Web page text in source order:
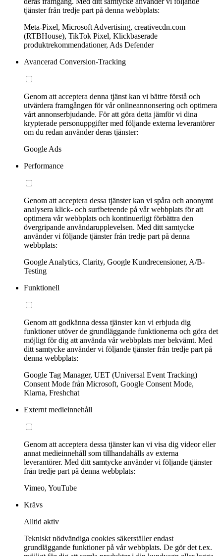
tjänster från tredje part på denna webbplats:
Meta-Pixel, Microsoft Advertising, creativecdn.com
(RTBHouse), TikTok Pixel, Klickbaserade
produktrekommendationer, Ads Defender
Avancerad Conversion-Tracking
Genom att acceptera denna tjänst kan vi bättre förstå och
utvärdera framgången för vår onlineannonsering och optimera
vårt annonserbjudande. För att göra detta jämför vi dina
krypterade personuppgifter med följande externa leverantörer
om du redan använder deras tjänster:
Google Ads
Performance
Genom att acceptera dessa tjänster kan vi spåra och anonymt
analysera klick- och surfbeteende på vår webbplats för att
optimera vår webbplats och kontinuerligt förbättra den
övergripande användarupplevelsen. Med ditt samtycke
använder vi följande tjänster från tredje part på denna
webbplats:
Google Analytics, Clarity, Google Kundrecensioner, A/B-
Testing
Funktionell
Genom att godkänna dessa tjänster kan vi erbjuda dig
funktioner utöver de grundläggande funktionerna och göra det
möjligt för dig att använda vår webbplats mer bekvämt. Med
ditt samtycke använder vi följande tjänster från tredje part på
denna webbplats:
Google Tag Manager, UET (Universal Event Tracking)
Consent Mode från Microsoft, Google Consent Mode,
Klarna, Freshchat
Externt medieinnehåll
Genom att acceptera dessa tjänster kan vi visa dig videor eller
annat medieinnehåll som tillhandahålls av externa
leverantörer. Med ditt samtycke använder vi följande tjänster
från tredje part på denna webbplats:
Vimeo, YouTube
Krävs
Alltid aktiv
Tekniskt nödvändiga cookies säkerställer endast
grundläggande funktioner på vår webbplats. De gör det t.ex.